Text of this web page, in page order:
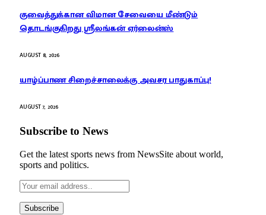
குவைத்துக்கான விமான சேவையை மீண்டும்
தொடங்குகிறது ஸ்ரீலங்கன் ஏர்லைன்ஸ்
AUGUST 8, 2026
யாழ்ப்பாண சிறைச்சாலைக்கு அவசர பாதுகாப்பு!
AUGUST 7, 2026
Subscribe to News
Get the latest sports news from NewsSite about world,
sports and politics.